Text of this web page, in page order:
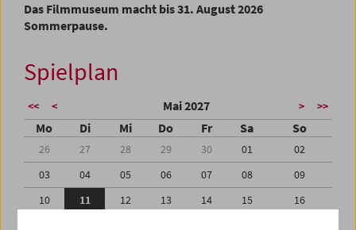
Das Filmmuseum macht bis 31. August 2026
Sommerpause.
Spielplan
<< < Mai 2027 > >>
Mo Di Mi Do Fr Sa So
26 27 28 29 30 01
02
03
04 05 06 07 08
09
10
11 12 13 14 15
16